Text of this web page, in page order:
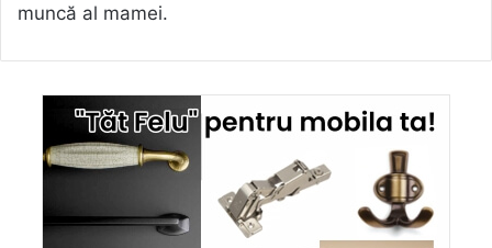
muncă al mamei.